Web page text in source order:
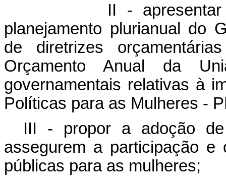
II - apresentar
planejamento plurianual do
de diretrizes
Orçamento Anual da
governamentais relativas à
Políticas para as Mulheres -
III - propor a adoção de
assegurem a participação
públicas para as mulheres;